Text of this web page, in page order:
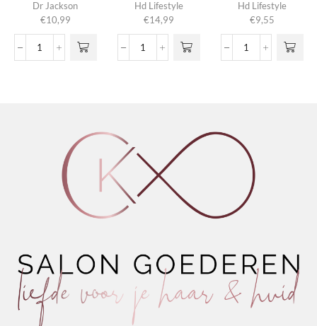
Dr Jackson
€10,99
Curl
Hd Lifestyle
€14,99
Gel
Hd Lifestyle
€9,55
Defining